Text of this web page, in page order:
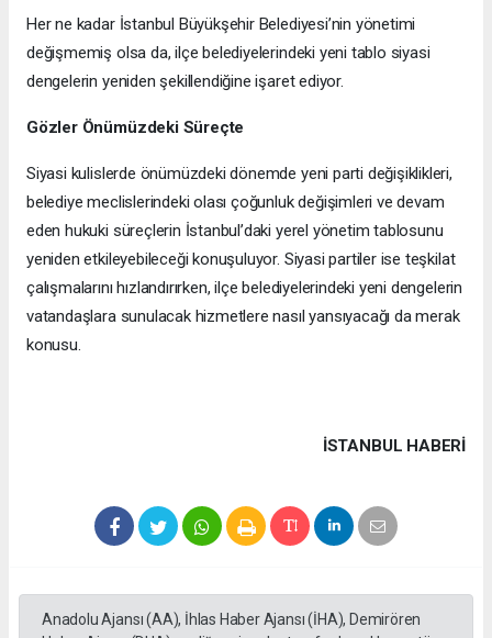
Her ne kadar İstanbul Büyükşehir Belediyesi’nin yönetimi
değişmemiş olsa da, ilçe belediyelerindeki yeni tablo siyasi
dengelerin yeniden şekillendiğine işaret ediyor.
Gözler Önümüzdeki Süreçte
Siyasi kulislerde önümüzdeki dönemde yeni parti değişiklikleri,
belediye meclislerindeki olası çoğunluk değişimleri ve devam
eden hukuki süreçlerin İstanbul’daki yerel yönetim tablosunu
yeniden etkileyebileceği konuşuluyor. Siyasi partiler ise teşkilat
çalışmalarını hızlandırırken, ilçe belediyelerindeki yeni dengelerin
vatandaşlara sunulacak hizmetlere nasıl yansıyacağı da merak
konusu.
İSTANBUL HABERİ
Anadolu Ajansı (AA), İhlas Haber Ajansı (İHA), Demirören